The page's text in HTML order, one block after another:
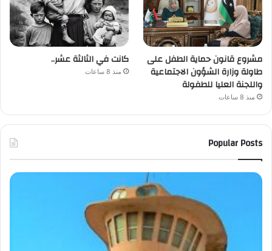
مشروع قانون حماية الطفل على
طاولة وزارة الشؤون الاجتماعية
واللجنة العليا للطفولة
منذ 8 ساعات
كانت في الثالثة عشر..
منذ 8 ساعات
Popular Posts